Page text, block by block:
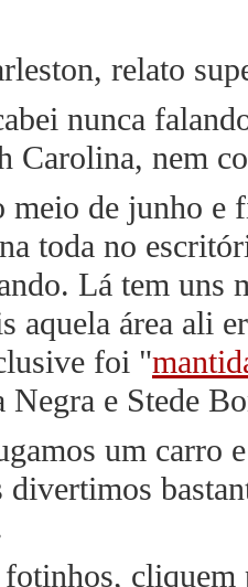
relato
nunca
Carolina, nem
meio de junho e
toda no
Lá tem uns
aquela área ali
foi "
Negra e Stede
um carro
divertimos
cliquem